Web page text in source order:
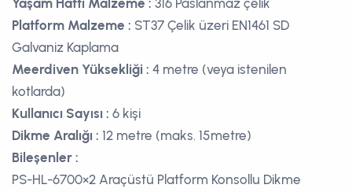
Platform Malzeme : ST37 Çelik üzeri EN1461 SD
Galvaniz Kaplama
Meerdiven Yüksekliği : 4 metre (veya istenilen
kotlarda)
Kullanıcı Sayısı : 6 kişi
Dikme Aralığı : 12 metre (maks. 15metre)
Bileşenler :
PS-HL-6700×2 Araçüstü Platform Konsollu Dikme